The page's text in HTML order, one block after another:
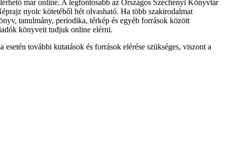
már online. A legfontosabb az Országos Széchenyi Könyvtár
nyolc kötetéből hét olvasható. Ha több szakirodalmat
tanulmány, periodika, térkép és egyéb források között
könyveit tudjuk online elérni.
további kutatások és források elérése szükséges, viszont a